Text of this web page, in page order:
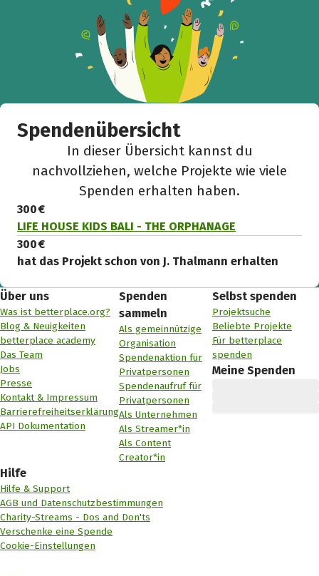
Spendenübersicht
In dieser Übersicht kannst du
nachvollziehen, welche Projekte wie viele
Spenden erhalten haben.
300 €
LIFE HOUSE KIDS BALI - THE ORPHANAGE
300 €
hat das Projekt schon von J. Thalmann erhalten
Über uns
Was ist betterplace.org?
Blog & Neuigkeiten
betterplace academy
Das Team
Jobs
Presse
Kontakt & Impressum
Barrierefreiheitserklärung
API Dokumentation
Spenden
sammeln
Als gemeinnützige
Organisation
Spendenaktion für
Privatpersonen
Spendenaufruf für
Privatpersonen
Als Unternehmen
Als Streamer*in
Als Content
Creator*in
Selbst spenden
Projektsuche
Beliebte Projekte
Für betterplace
spenden
Meine Spenden
Hilfe
Hilfe & Support
AGB und Datenschutzbestimmungen
Charity-Streams - Dos and Don'ts
Verschenke eine Spende
Cookie-Einstellungen